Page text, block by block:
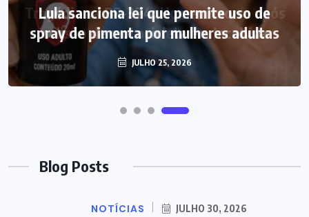
Lula sanciona lei que permite uso de
spray de pimenta por mulheres adultas
JULHO 25, 2026
Blog Posts
NOTÍCIAS JULHO 30, 2026